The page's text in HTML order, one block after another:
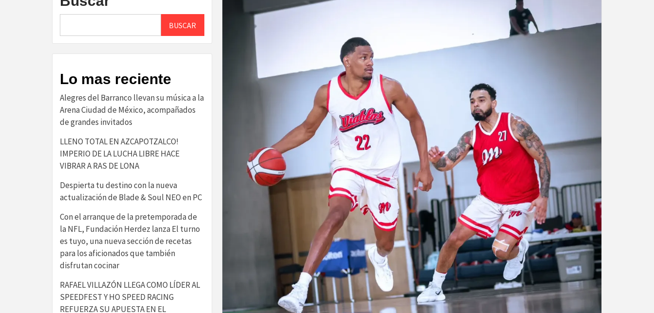
BUSCAR
Lo mas reciente
Alegres del Barranco llevan su música a la
Arena Ciudad de México, acompañados
de grandes invitados
LLENO TOTAL EN AZCAPOTZALCO!
IMPERIO DE LA LUCHA LIBRE HACE
VIBRAR A RAS DE LONA
Despierta tu destino con la nueva
actualización de Blade & Soul NEO en PC
Con el arranque de la pretemporada de
la NFL, Fundación Herdez lanza El turno
es tuyo, una nueva sección de recetas
para los aficionados que también
disfrutan cocinar
RAFAEL VILLAZÓN LLEGA COMO LÍDER AL
SPEEDFEST Y HO SPEED RACING
REFUERZA SU APUESTA EN EL